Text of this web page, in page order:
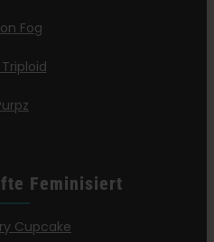
Fog
Feminisiert
Cupcake